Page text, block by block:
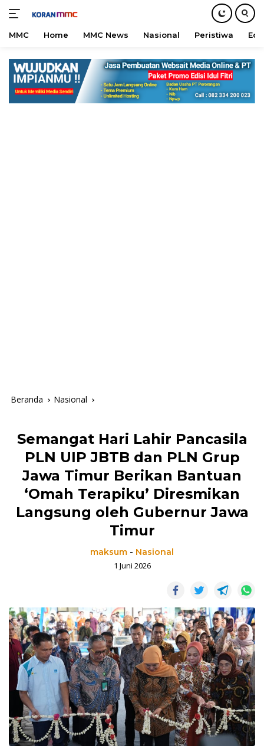
konten
MMC Home MMC News Nasional Peristiwa
Beranda Nasional
Semangat Hari Lahir Pancasila
PLN UIP JBTB dan PLN Grup
Jawa Timur Berikan Bantuan
‘Omah Terapiku’ Diresmikan
Langsung oleh Gubernur Jawa
Timur
maksum - Nasional
1 Juni 2026